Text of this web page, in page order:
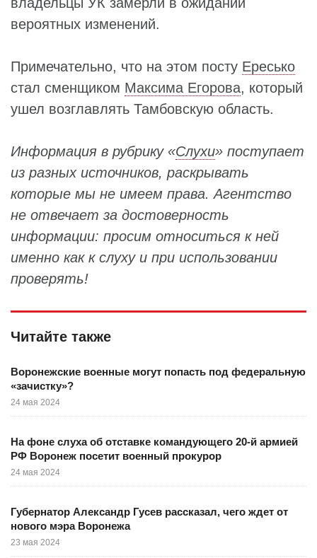
вероятных изменений.
Примечательно, что на этом посту Ересько
стал сменщиком Максима Егорова, который
ушел возглавлять Тамбовскую область.
Информация в рубрику «Слухи» поступает
из разных источников, раскрывать
которые мы не имеем права. Агентство
не отвечает за достоверность
информации: просим относиться к ней
именно как к слуху и при использовании
проверять!
Читайте также
Воронежские военные могут попасть под федеральную
«зачистку»?
24 мая 2024
На фоне слуха об отставке командующего 20-й армией
РФ Воронеж посетит военный прокурор
24 мая 2024
Губернатор Александр Гусев рассказал, чего ждет от
нового мэра Воронежа
23 мая 2024